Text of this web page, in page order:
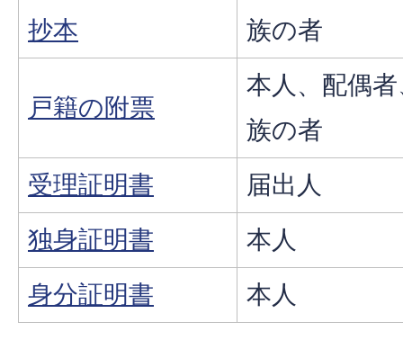
抄本
族の者
戸籍の附票
本人、配偶
族の者
受理証明書
届出人
独身証明書
本人
身分証明書
本人